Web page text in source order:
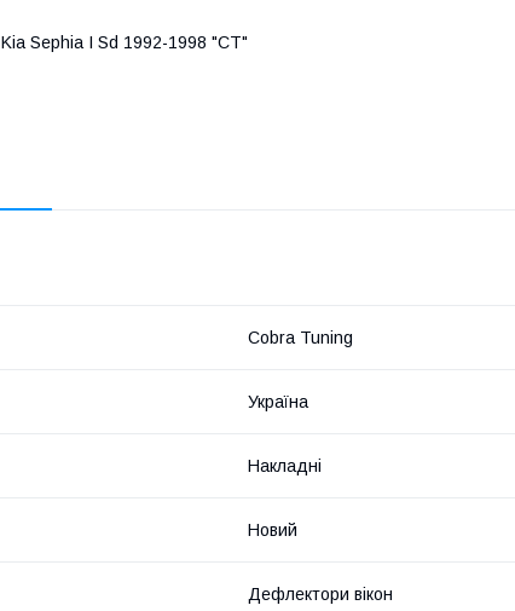
Kia Sephia I Sd 1992-1998 "CT"
Cobra Tuning
Україна
Накладні
Новий
Дефлектори вікон